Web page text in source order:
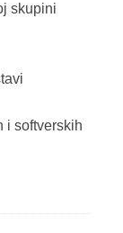
skupini
i softverskih